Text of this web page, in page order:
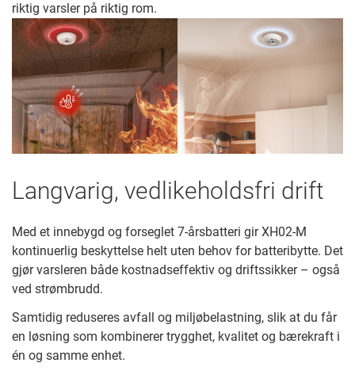
riktig varsler på riktig rom.
Langvarig, vedlikeholdsfri drift
Med et innebygd og forseglet 7-årsbatteri gir XH02-M
kontinuerlig beskyttelse helt uten behov for batteribytte. Det
gjør varsleren både kostnadseffektiv og driftssikker – også
ved strømbrudd.
Samtidig reduseres avfall og miljøbelastning, slik at du får
en løsning som kombinerer trygghet, kvalitet og bærekraft i
én og samme enhet.